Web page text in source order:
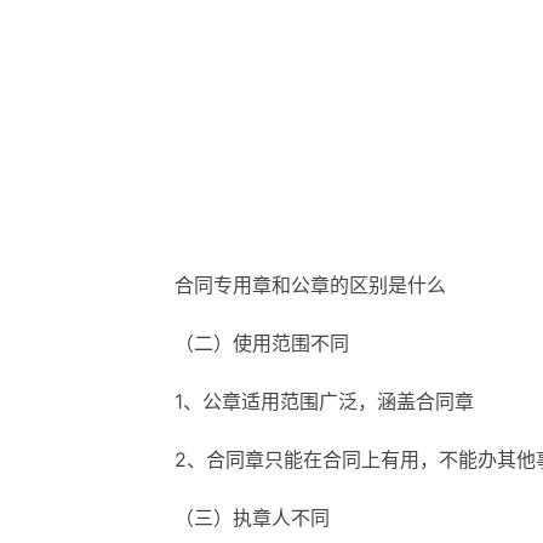
合同专用章和公章的区别是什么
（二）使用范围不同
1、公章适用范围广泛，涵盖合同章
2、合同章只能在合同上有用，不能办其他
（三）执章人不同